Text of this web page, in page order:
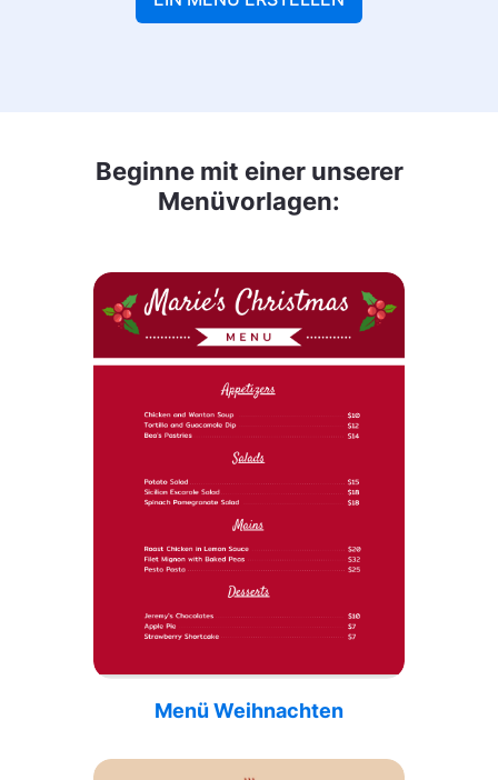
Beginne mit einer unserer
Menüvorlagen:
Menü Weihnachten